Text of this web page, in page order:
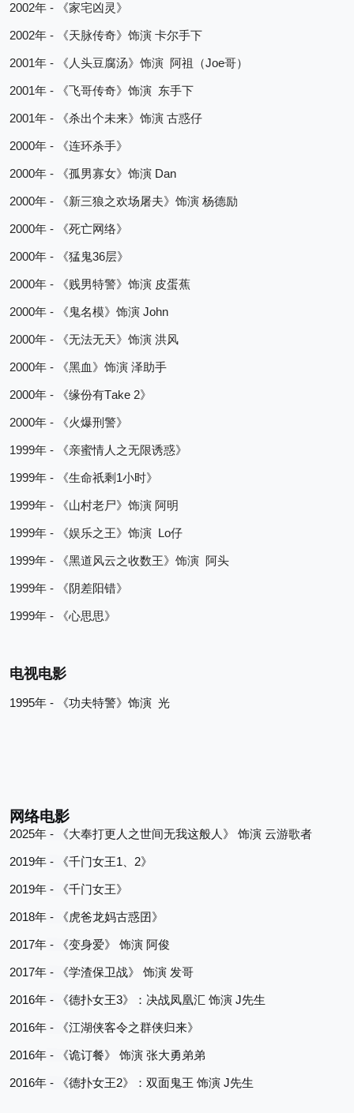
2002年 - 《家宅凶灵》
2002年 - 《天脉传奇》饰演 卡尔手下
2001年 - 《人头豆腐汤》饰演 阿祖（Joe哥）
2001年 - 《飞哥传奇》饰演 东手下
2001年 - 《杀出个未来》饰演 古惑仔
2000年 - 《连环杀手》
2000年 - 《孤男寡女》饰演 Dan
2000年 - 《新三狼之欢场屠夫》饰演 杨德励
2000年 - 《死亡网络》
2000年 - 《猛鬼36层》
2000年 - 《贱男特警》饰演 皮蛋蕉
2000年 - 《鬼名模》饰演 John
2000年 - 《无法无天》饰演 洪风
2000年 - 《黑血》饰演 泽助手
2000年 - 《缘份有Take 2》
2000年 - 《火爆刑警》
1999年 - 《亲蜜情人之无限诱惑》
1999年 - 《生命祇剩 1小时》
1999年 - 《山村老尸》饰演 阿明
1999年 - 《娱乐之王》饰演 Lo仔
1999年 - 《黑道风云之收数王》饰演 阿头
1999年 - 《阴差阳错》
1999年 - 《心思思》
电视电影
1995年 - 《功夫特警》饰演 光
网络电影
2025年 - 《大奉打更人之世间无我这般人》 饰演 云游歌者
2019年 - 《千门女王1 2》
2019年 - 《千门女王》
2018年 - 《虎爸龙妈古惑囝》
2017年 - 《变身爱》 饰演 阿俊
2017年 - 《学渣保卫战》 饰演 发哥
2016年 - 《德扑女王3》：决战凤凰汇 饰演 J先生
2016年 - 《江湖侠客令之群侠归来》
2016年 - 《诡订餐》 饰演 张大勇弟弟
2016年 - 《德扑女王2》：双面鬼王 饰演 J先生